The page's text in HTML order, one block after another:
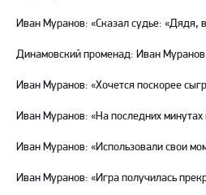
Иван Муранов: «Сказал судье: «Дядя,
Динамовский променад: Иван Муранов
Иван Муранов: «Хочется поскорее
Иван Муранов: «На последних минутах
Иван Муранов: «Использовали свои
Иван Муранов: «Игра получилась